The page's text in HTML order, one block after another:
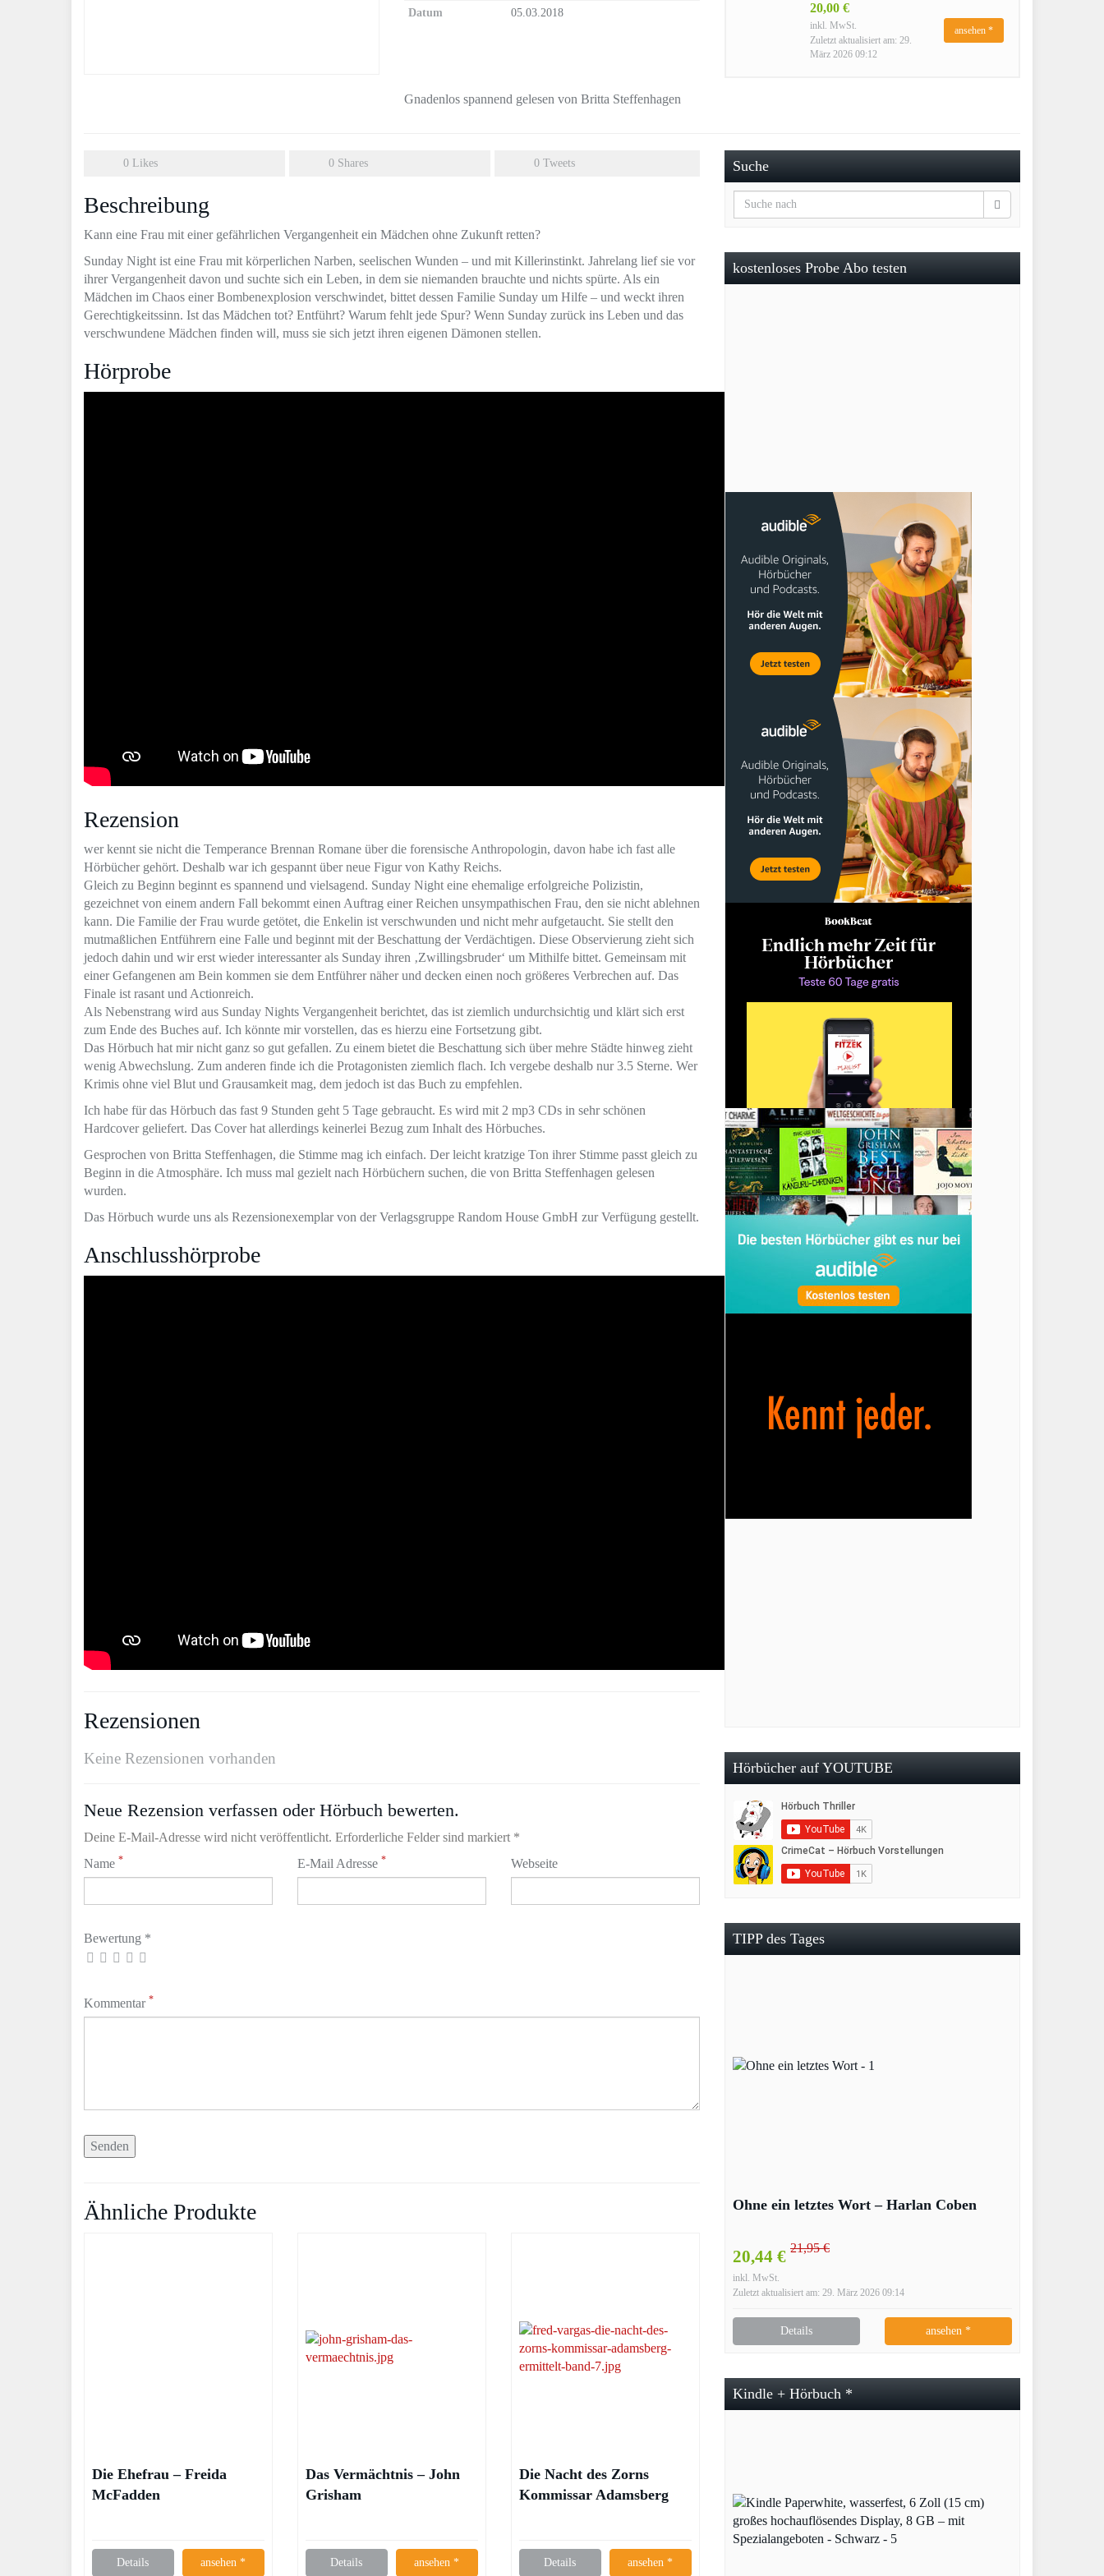
20,00 €
inkl. MwSt.
Zuletzt aktualisiert am: 29.
März 2026 09:12
ansehen *
Datum 05.03.2018
Gnadenlos spannend gelesen von Britta Steffenhagen
0 Likes 0 Shares 0 Tweets
Beschreibung
Kann eine Frau mit einer gefährlichen Vergangenheit ein Mädchen ohne Zukunft retten?
Sunday Night ist eine Frau mit körperlichen Narben, seelischen Wunden – und mit Killerinstinkt. Jahrelang lief sie vor
ihrer Vergangenheit davon und suchte sich ein Leben, in dem sie niemanden brauchte und nichts spürte. Als ein
Mädchen im Chaos einer Bombenexplosion verschwindet, bittet dessen Familie Sunday um Hilfe – und weckt ihren
Gerechtigkeitssinn. Ist das Mädchen tot? Entführt? Warum fehlt jede Spur? Wenn Sunday zurück ins Leben und das
verschwundene Mädchen finden will, muss sie sich jetzt ihren eigenen Dämonen stellen.
Hörprobe
Rezension
wer kennt sie nicht die Temperance Brennan Romane über die forensische Anthropologin, davon habe ich fast alle
Hörbücher gehört. Deshalb war ich gespannt über neue Figur von Kathy Reichs.
Gleich zu Beginn beginnt es spannend und vielsagend. Sunday Night eine ehemalige erfolgreiche Polizistin,
gezeichnet von einem andern Fall bekommt einen Auftrag einer Reichen unsympathischen Frau, den sie nicht ablehnen
kann. Die Familie der Frau wurde getötet, die Enkelin ist verschwunden und nicht mehr aufgetaucht. Sie stellt den
mutmaßlichen Entführern eine Falle und beginnt mit der Beschattung der Verdächtigen. Diese Observierung zieht sich
jedoch dahin und wir erst wieder interessanter als Sunday ihren ‚Zwillingsbruder‘ um Mithilfe bittet. Gemeinsam mit
einer Gefangenen am Bein kommen sie dem Entführer näher und decken einen noch größeres Verbrechen auf. Das
Finale ist rasant und Actionreich.
Als Nebenstrang wird aus Sunday Nights Vergangenheit berichtet, das ist ziemlich undurchsichtig und klärt sich erst
zum Ende des Buches auf. Ich könnte mir vorstellen, das es hierzu eine Fortsetzung gibt.
Das Hörbuch hat mir nicht ganz so gut gefallen. Zu einem bietet die Beschattung sich über mehre Städte hinweg zieht
wenig Abwechslung. Zum anderen finde ich die Protagonisten ziemlich flach. Ich vergebe deshalb nur 3.5 Sterne. Wer
Krimis ohne viel Blut und Grausamkeit mag, dem jedoch ist das Buch zu empfehlen.
Ich habe für das Hörbuch das fast 9 Stunden geht 5 Tage gebraucht. Es wird mit 2 mp3 CDs in sehr schönen
Hardcover geliefert. Das Cover hat allerdings keinerlei Bezug zum Inhalt des Hörbuches.
Gesprochen von Britta Steffenhagen, die Stimme mag ich einfach. Der leicht kratzige Ton ihrer Stimme passt gleich zu
Beginn in die Atmosphäre. Ich muss mal gezielt nach Hörbüchern suchen, die von Britta Steffenhagen gelesen
wurden.
Das Hörbuch wurde uns als Rezensionexemplar von der Verlagsgruppe Random House GmbH zur Verfügung gestellt.
Anschlusshörprobe
Rezensionen
Keine Rezensionen vorhanden
Neue Rezension verfassen oder Hörbuch bewerten.
Deine E-Mail-Adresse wird nicht veröffentlicht. Erforderliche Felder sind markiert *
Name * E-Mail Adresse * Webseite
Bewertung *
Kommentar *
Ähnliche Produkte
Die Ehefrau – Freida
McFadden
Details ansehen *
Das Vermächtnis – John
Grisham
Details ansehen *
Die Nacht des Zorns
Kommissar Adamsberg
Details ansehen *
Suche
kostenloses Probe Abo testen
Hörbücher auf YOUTUBE
TIPP des Tages
Ohne ein letztes Wort – Harlan Coben
20,44 € 21,95 €
inkl. MwSt.
Zuletzt aktualisiert am: 29. März 2026 09:14
Details ansehen *
Kindle + Hörbuch *